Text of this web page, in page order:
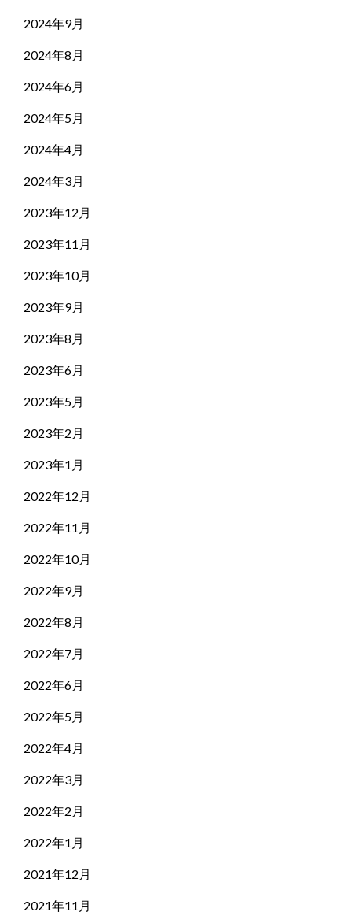
2024年9月
2024年8月
2024年6月
2024年5月
2024年4月
2024年3月
2023年12月
2023年11月
2023年10月
2023年9月
2023年8月
2023年6月
2023年5月
2023年2月
2023年1月
2022年12月
2022年11月
2022年10月
2022年9月
2022年8月
2022年7月
2022年6月
2022年5月
2022年4月
2022年3月
2022年2月
2022年1月
2021年12月
2021年11月